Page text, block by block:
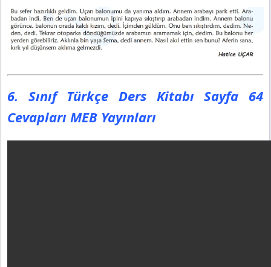
6. Sınıf Türkçe Ders Kitabı Sayfa 64
Cevapları MEB Yayınları